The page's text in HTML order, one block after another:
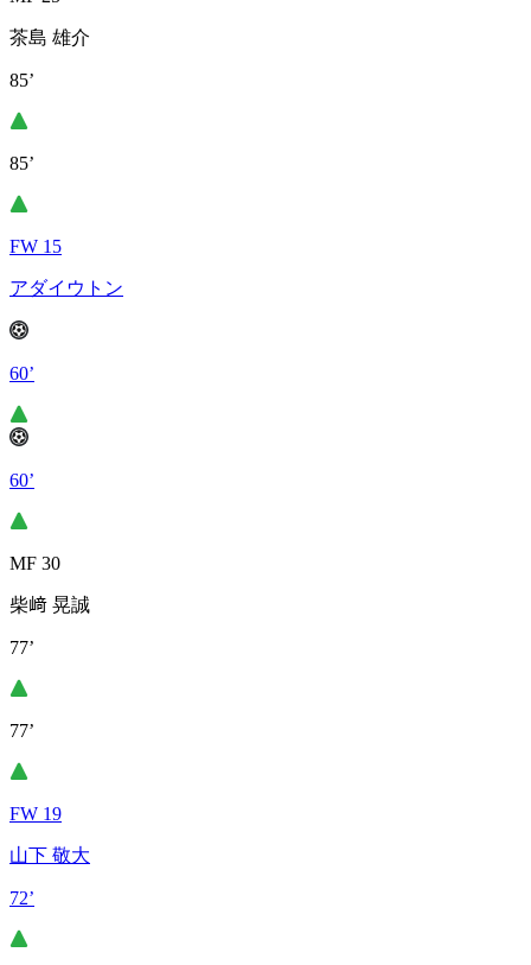
茶島 雄介
85’
85’
FW 15
アダイウトン
60’
60’
MF 30
柴﨑 晃誠
77’
77’
FW 19
山下 敬大
72’